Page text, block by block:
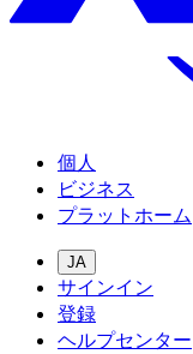
個人
ビジネス
プラットホーム
JA
サインイン
登録
ヘルプセンター